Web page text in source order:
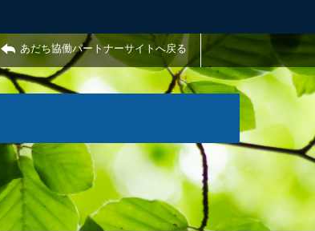
あだち協働パートナーサイトへ戻る